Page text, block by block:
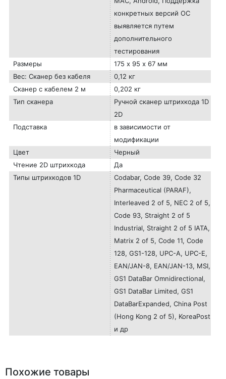
конкретных версий ОС
выявляется путем
дополнительного
тестирования
Размеры
175 х 95 х 67 мм
Вес: Сканер без кабеля
0,12 кг
Сканер с кабелем 2 м
0,202 кг
Тип сканера
Ручной сканер штрихкода 1D
2D
Подставка
в зависимости от
модификации
Цвет
Черный
Чтение 2D штрихкода
Да
Типы штрихкодов 1D
Codabar, Code 39, Code 32
Pharmaceutical (PARAF),
Interleaved 2 of 5, NEC 2 of 5,
Code 93, Straight 2 of 5
Industrial, Straight 2 of 5 IATA,
Matrix 2 of 5, Code 11, Code
128, GS1-128, UPC-A, UPC-E,
EAN/JAN-8, EAN/JAN-13, MSI,
GS1 DataBar Omnidirectional,
GS1 DataBar Limited, GS1
DataBarExpanded, China Post
(Hong Kong 2 of 5), KoreaPost
и др
Похожие товары